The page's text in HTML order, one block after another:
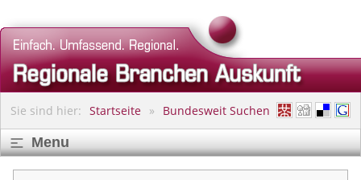
Sie sind hier: Startseite Bundesweit Suchen
Menu